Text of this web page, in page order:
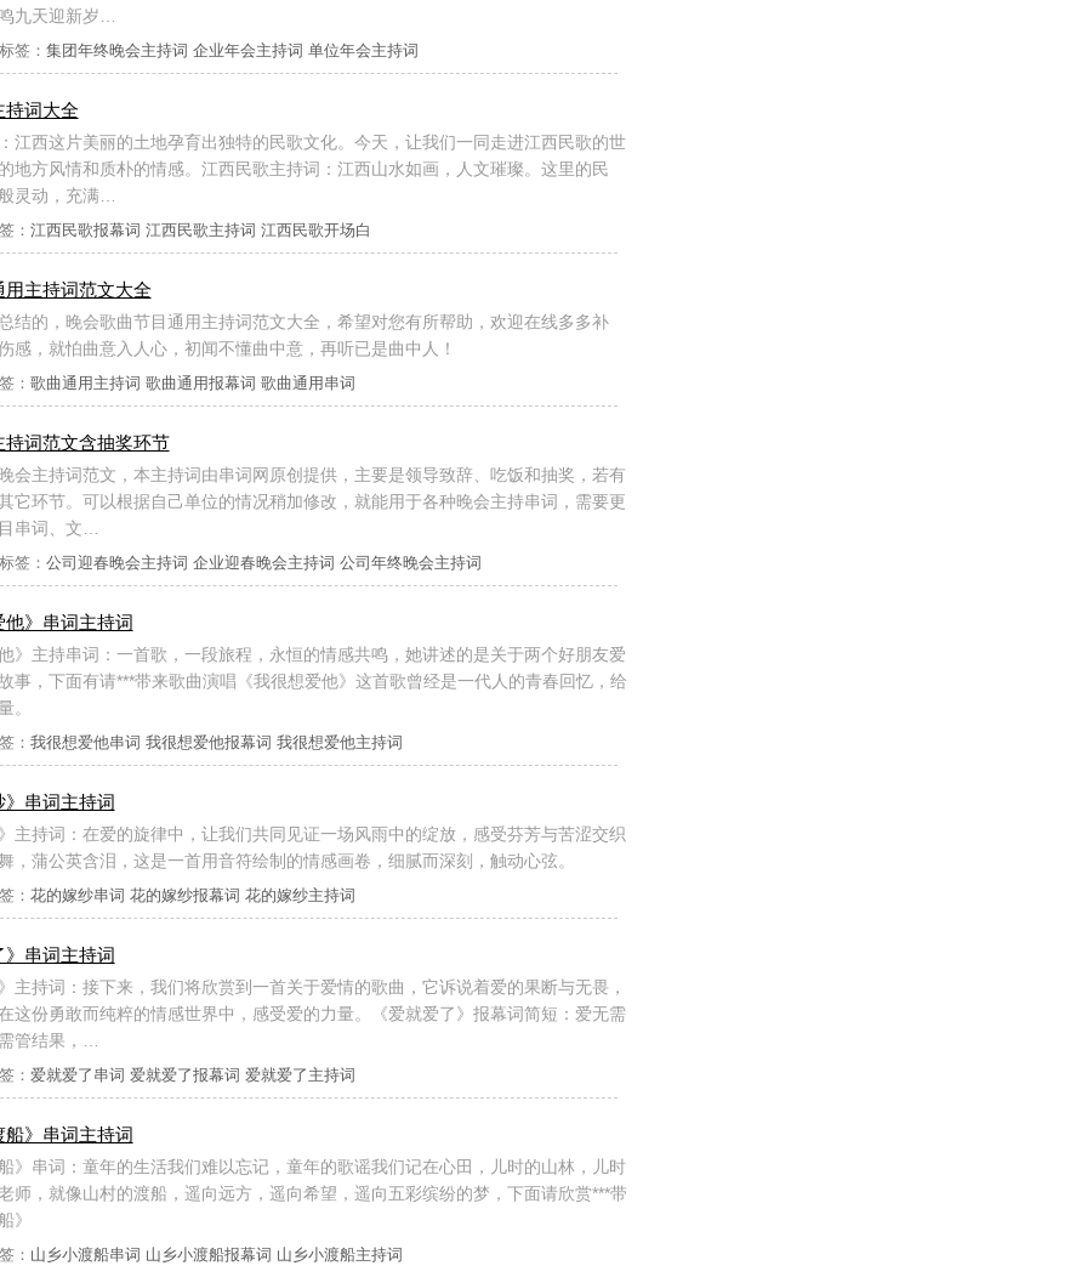
九天迎新岁…
标签： 集团年终晚会主持词 企业年会主持词 单位年会主持词
持词大全
江西这片美丽的土地孕育出独特的民歌文化。今天，让我们一同走进江西民歌的世
地方风情和质朴的情感。江西民歌主持词：江西山水如画，人文璀璨。这里的民
灵动，充满…
： 江西民歌报幕词 江西民歌主持词 江西民歌开场白
用主持词范文大全
结的，晚会歌曲节目通用主持词范文大全，希望对您有所帮助，欢迎在线多多补
感，就怕曲意入人心，初闻不懂曲中意，再听已是曲中人！
： 歌曲通用主持词 歌曲通用报幕词 歌曲通用串词
词范文含抽奖环节
会主持词范文，本主持词由串词网原创提供，主要是领导致辞、吃饭和抽奖，若有
它环节。可以根据自己单位的情况稍加修改，就能用于各种晚会主持串词，需要更
串词、文…
标签： 公司迎春晚会主持词 企业迎春晚会主持词 公司年终晚会主持词
》串词主持词
》主持串词：一首歌，一段旅程，永恒的情感共鸣，她讲述的是关于两个好朋友爱
事，下面有请***带来歌曲演唱《我很想爱他》这首歌曾经是一代人的青春回忆，给
。
： 我很想爱他串词 我很想爱他报幕词 我很想爱他主持词
串词主持词
主持词：在爱的旋律中，让我们共同见证一场风雨中的绽放，感受芬芳与苦涩交织
，蒲公英含泪，这是一首用音符绘制的情感画卷，细腻而深刻，触动心弦。
： 花的嫁纱串词 花的嫁纱报幕词 花的嫁纱主持词
串词主持词
主持词：接下来，我们将欣赏到一首关于爱情的歌曲，它诉说着爱的果断与无畏，
这份勇敢而纯粹的情感世界中，感受爱的力量。《爱就爱了》报幕词简短：爱无需
管结果，…
： 爱就爱了串词 爱就爱了报幕词 爱就爱了主持词
》串词主持词
》串词：童年的生活我们难以忘记，童年的歌谣我们记在心田，儿时的山林，儿时
师，就像山村的渡船，遥向远方，遥向希望，遥向五彩缤纷的梦，下面请欣赏***带
》
： 山乡小渡船串词 山乡小渡船报幕词 山乡小渡船主持词